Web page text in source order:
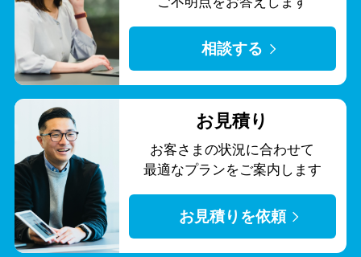
相談する
お見積り
お客さまの状況に合わせて
最適なプランをご案内します
お見積りを依頼